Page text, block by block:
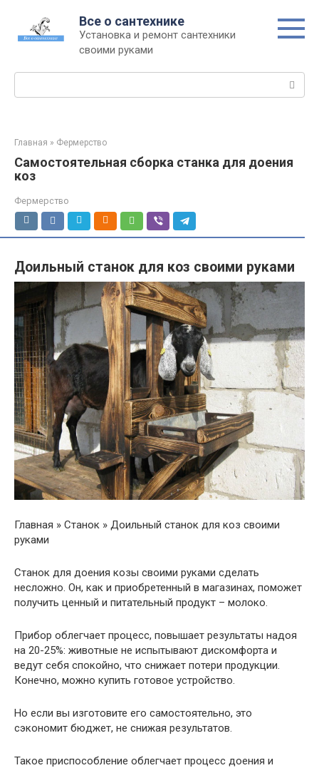
контенту
Все о сантехнике
Установка и ремонт сантехники
своими руками
Главная » Фермерство
Самостоятельная сборка станка для доения
коз
Фермерство
Доильный станок для коз своими руками
Главная » Станок » Доильный станок для коз своими
руками
Станок для доения козы своими руками сделать
несложно. Он, как и приобретенный в магазинах, поможет
получить ценный и питательный продукт – молоко.
Прибор облегчает процесс, повышает результаты надоя
на 20-25%: животные не испытывают дискомфорта и
ведут себя спокойно, что снижает потери продукции.
Конечно, можно купить готовое устройство.
Но если вы изготовите его самостоятельно, это
сэкономит бюджет, не снижая результатов.
Такое приспособление облегчает процесс доения и